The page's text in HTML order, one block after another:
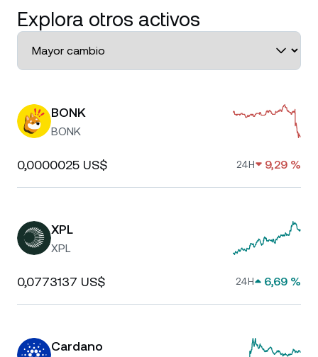
Explora otros activos
BONK
BONK
0,0000025 US$ 24H 9,29 %
XPL
XPL
0,0773137 US$ 24H 6,69 %
Cardano